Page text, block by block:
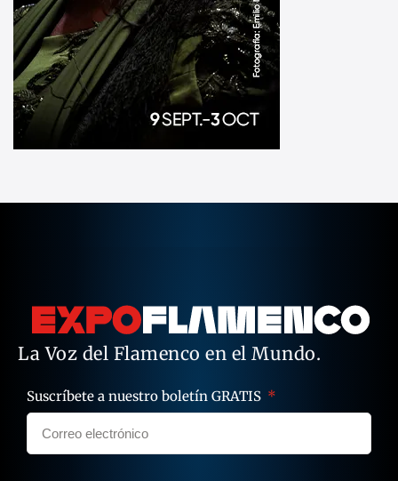
La Voz del Flamenco en el Mundo.
Suscríbete a nuestro boletín GRATIS